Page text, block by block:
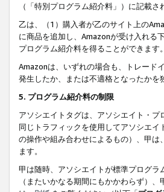
（「特別プログラム紹介料」）に記載
乙は、（1）購入者が乙のサイト上の
に商品を追加し、Amazonが受け入れる
プログラム紹介料を得ることができます。
Amazonは、いずれの場合も、トレード
発生したか、または不適格となったかを
5. プログラム紹介料の制限
アソシエイトタグは、アソシエイト・
同じトラフィックを使用してアソシエ
の操作や組み合わせによるもの）、甲
ます。
甲は随時、アソシエイトが標準プログ
（またいかなる期間にもかかわらず）